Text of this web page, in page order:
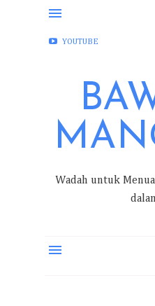
FACEBOOK
YOUTUBE
Wadah untuk